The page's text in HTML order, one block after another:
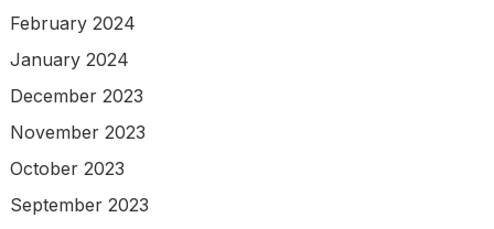
February 2024
January 2024
December 2023
November 2023
October 2023
September 2023